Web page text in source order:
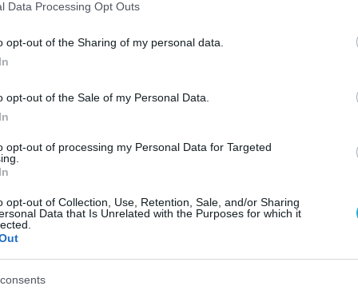
Data Processing Opt Outs
opt-out of the Sharing of my personal data.
opt-out of the Sale of my Personal Data.
opt-out of processing my Personal Data for Targeted
opt-out of Collection, Use, Retention, Sale, and/or Sharing
Data that Is Unrelated with the Purposes for which it
έχει προκαλέσει σοκ στον χώρο της σοουμπίζ
να γράφουν πλέον ακόμη και τα πιο
όλα αυτά δεν είναι και λίγα εκείνα που
του Πιτ, Τζένιφερ Άνιστον την οποία
Τζολί.
προσπαθεί όλα αυτά τα χρόνια να
στάση απέναντι σε όλα όσα ακούγονται για
όνομά της αναφέρεται συνεχώς λόγω του
αυτό η φίλη της Κόρτνεϊ Κοξ αποφάσισε να